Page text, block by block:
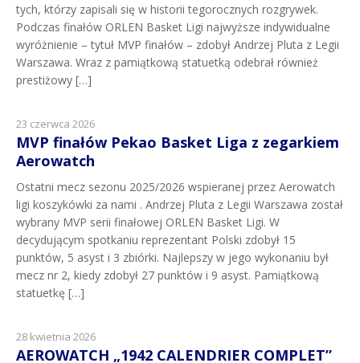
tych, którzy zapisali się w historii tegorocznych rozgrywek.
Podczas finałów ORLEN Basket Ligi najwyższe indywidualne
wyróżnienie – tytuł MVP finałów – zdobył Andrzej Pluta z Legii
Warszawa. Wraz z pamiątkową statuetką odebrał również
prestiżowy […]
23 czerwca 2026
MVP finałów Pekao Basket Liga z zegarkiem
Aerowatch
Ostatni mecz sezonu 2025/2026 wspieranej przez Aerowatch
ligi koszykówki za nami . Andrzej Pluta z Legii Warszawa został
wybrany MVP serii finałowej ORLEN Basket Ligi. W
decydującym spotkaniu reprezentant Polski zdobył 15
punktów, 5 asyst i 3 zbiórki. Najlepszy w jego wykonaniu był
mecz nr 2, kiedy zdobył 27 punktów i 9 asyst. Pamiątkową
statuetkę […]
28 kwietnia 2026
AEROWATCH „1942 CALENDRIER COMPLET”